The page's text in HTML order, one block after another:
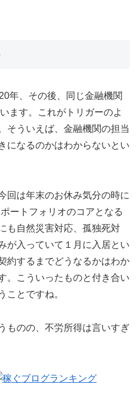
年、その後、同じ金融機関
ます。これがトリガーのよ
そういえば、金融機関の担当
になるのかはわからないとい
回は年末のお休み気分の時に
ートフォリオのコアとなる
も自然災害対応、孤独死対
が入っていて１月に入居とい
約するまでどうなるかはわか
。こういったものと付き合い
ことですね。
ものの、不労所得は言いすぎ